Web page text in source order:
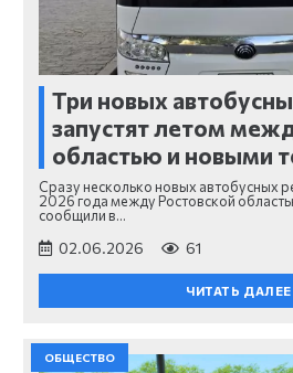
Три новых
запустят летом
областью и новыми
Сразу несколько новых автобусных
2026 года между Ростовской
сообщили в…
02.06.2026 61
ЧИТАТЬ ДАЛЕЕ
ОБЩЕСТВО